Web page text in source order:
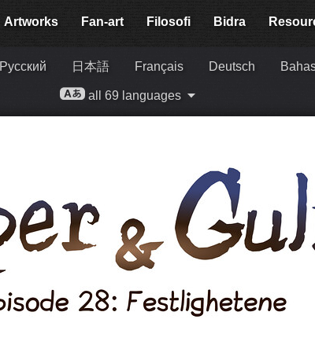
Artworks Fan-art Filosofi Bidra
Русский 日本語 Français Deutsch
all 69 languages